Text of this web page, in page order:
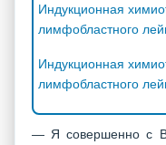
Индукционная
лимфобластного
Индукционная
лимфобластного
— Я совершенно с